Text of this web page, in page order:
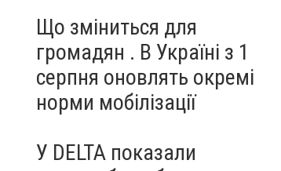
Що зміниться для
громадян . В Україні з 1
серпня оновлять окремі
норми мобілізації
У DELTA показали